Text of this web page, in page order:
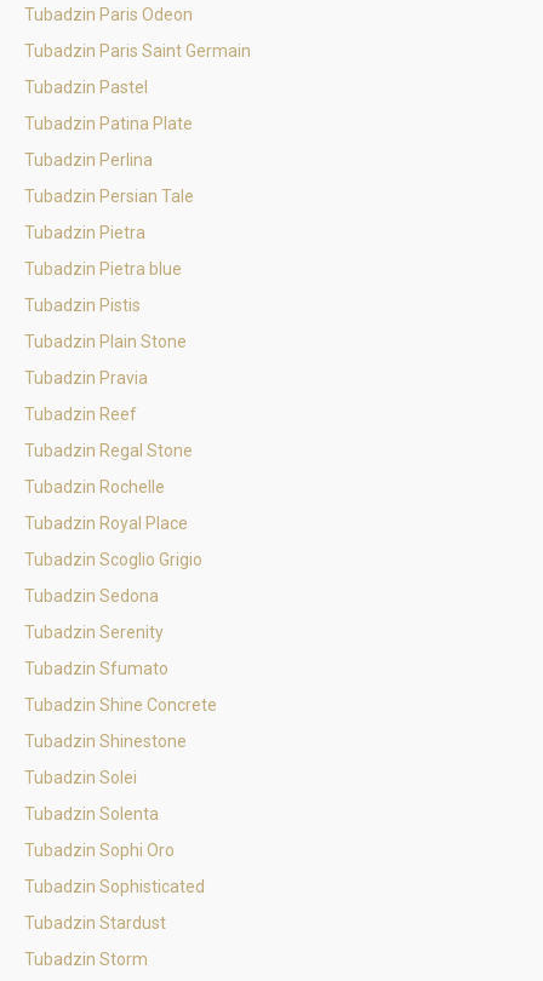
Tubadzin Paris Odeon
Tubadzin Paris Saint Germain
Tubadzin Pastel
Tubadzin Patina Plate
Tubadzin Perlina
Tubadzin Persian Tale
Tubadzin Pietra
Tubadzin Pietra blue
Tubadzin Pistis
Tubadzin Plain Stone
Tubadzin Pravia
Tubadzin Reef
Tubadzin Regal Stone
Tubadzin Rochelle
Tubadzin Royal Place
Tubadzin Scoglio Grigio
Tubadzin Sedona
Tubadzin Serenity
Tubadzin Sfumato
Tubadzin Shine Concrete
Tubadzin Shinestone
Tubadzin Solei
Tubadzin Solenta
Tubadzin Sophi Oro
Tubadzin Sophisticated
Tubadzin Stardust
Tubadzin Storm